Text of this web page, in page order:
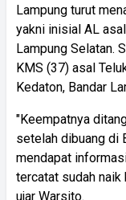
Lampung turut
yakni inisial AL
Lampung Selatan.
KMS (37) asal
Kedaton, Bandar
"Keempatnya
setelah dibuang di
mendapat
tercatat sudah naik
ujar Warsito.